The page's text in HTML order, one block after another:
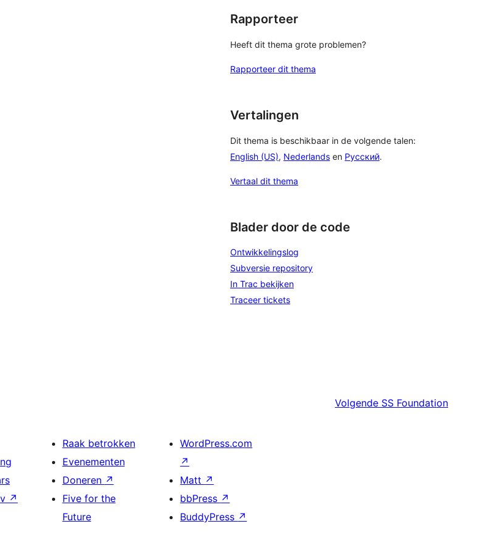
Rapporteer
Heeft dit thema grote problemen?
Rapporteer dit thema
Vertalingen
Dit thema is beschikbaar in de volgende talen:
English (US), Nederlands en Русский.
Vertaal dit thema
Blader door de code
Ontwikkelingslog
Subversie repository
In Trac bekijken
Traceer tickets
Volgende SS Foundation
↗
Raak betrokken
Evenementen
Doneren ↗
Five for the
Future
WordPress.com
↗
Matt ↗
bbPress ↗
BuddyPress ↗